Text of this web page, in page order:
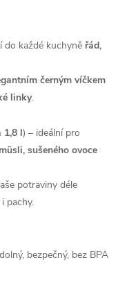
do každé kuchyně řád,
černým víčkem
linky.
1,8 l) – ideální pro
sušeného ovoce
potraviny déle
pachy.
bezpečný, bez BPA